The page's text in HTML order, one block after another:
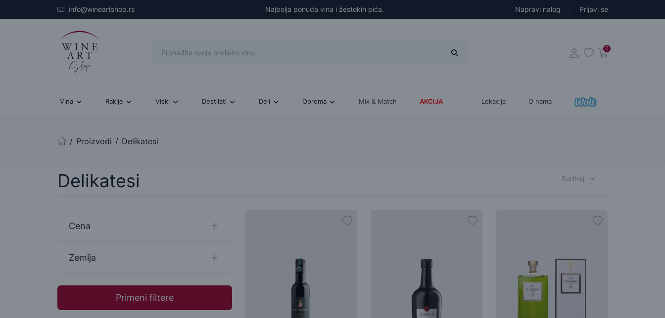
Skip to main contentinfo@wineartshop.rs Najbolja ponuda vina i žestokih pića. Napravi nalog Prijavi se
0
Vina Rakije Viski Destilati Deli Oprema Mix & Match AKCIJA Lokacija O nama
Početna stranica
Proizvodi Delikatesi
Delikatesi Sortiraj
Cena
Zemlja
Primeni filtere